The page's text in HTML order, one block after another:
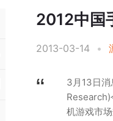
2012中国
2013-03-14 •
3月13日
Research)
机游戏市